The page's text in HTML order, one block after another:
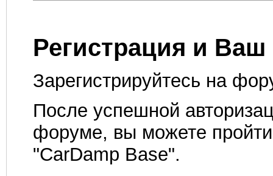
Регистрация и Ваш
Зарегистрируйтесь на
После успешной
форуме, вы можете
"CarDamp Base".